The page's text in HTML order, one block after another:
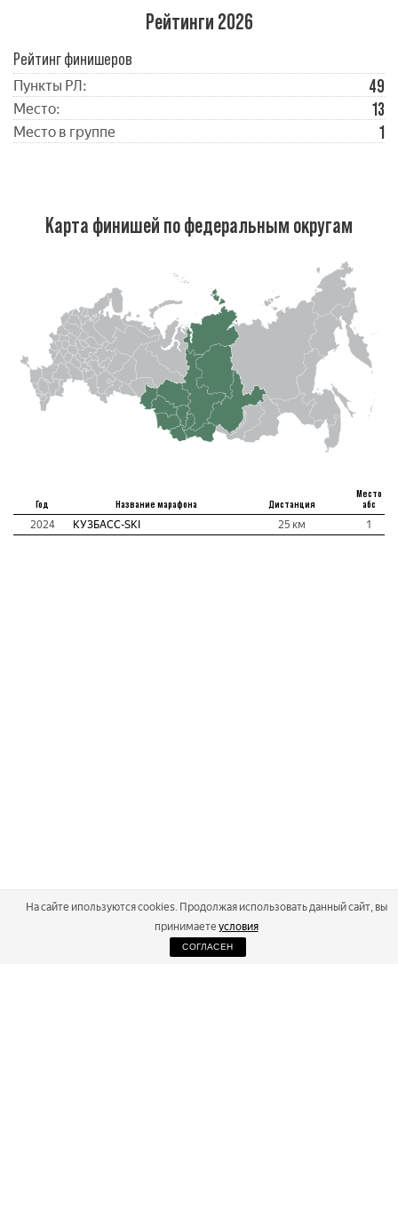
Рейтинги 2026
Рейтинг финишеров
Пункты РЛ: 49
Место: 13
Место в группе 1
Карта финишей по федеральным округам
Год Название марафона Дистанция
Место
абс
2024 КУЗБАСC-SKI 25 км 1
На сайте ипользуются cookies. Продолжая использовать данный сайт, вы
принимаете условия
СОГЛАСЕН